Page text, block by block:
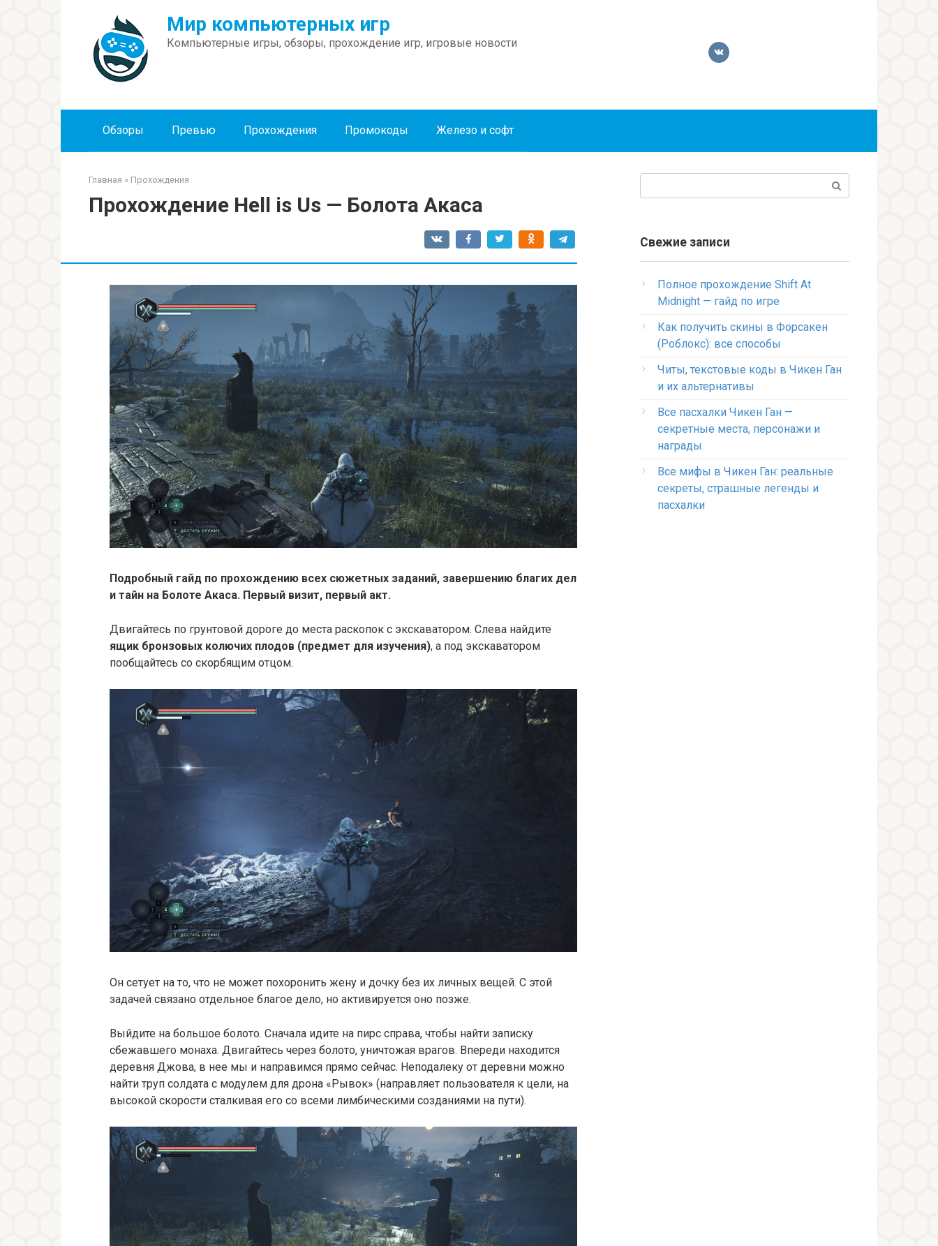
Мир компьютерных игр
Компьютерные игры, обзоры, прохождение игр, игровые новости
Обзоры Превью Прохождения Промокоды Железо и софт
Главная » Прохождения
Прохождение Hell is Us — Болота Акаса
Подробный гайд по прохождению всех сюжетных заданий, завершению благих дел
и тайн на Болоте Акаса. Первый визит, первый акт.
Двигайтесь по грунтовой дороге до места раскопок с экскаватором. Слева найдите
ящик бронзовых колючих плодов (предмет для изучения), а под экскаватором
пообщайтесь со скорбящим отцом.
Он сетует на то, что не может похоронить жену и дочку без их личных вещей. С этой
задачей связано отдельное благое дело, но активируется оно позже.
Выйдите на большое болото. Сначала идите на пирс справа, чтобы найти записку
сбежавшего монаха. Двигайтесь через болото, уничтожая врагов. Впереди находится
деревня Джова, в нее мы и направимся прямо сейчас. Неподалеку от деревни можно
найти труп солдата с модулем для дрона «Рывок» (направляет пользователя к цели, на
высокой скорости сталкивая его со всеми лимбическими созданиями на пути).
Свежие записи
Полное прохождение Shift At
Midnight — гайд по игре
Как получить скины в Форсакен
(Роблокс): все способы
Читы, текстовые коды в Чикен Ган
и их альтернативы
Все пасхалки Чикен Ган —
секретные места, персонажи и
награды
Все мифы в Чикен Ган: реальные
секреты, страшные легенды и
пасхалки